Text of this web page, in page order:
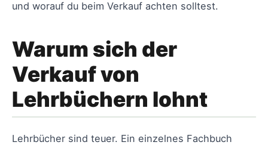
und worauf du beim Verkauf achten solltest.
Warum sich der
Verkauf von
Lehrbüchern lohnt
Lehrbücher sind teuer. Ein einzelnes Fachbuch